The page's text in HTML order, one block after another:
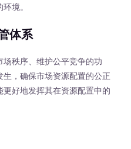
境。
体系
秩序、维护公平竞争的功
，确保市场资源配置的公正
好地发挥其在资源配置中的